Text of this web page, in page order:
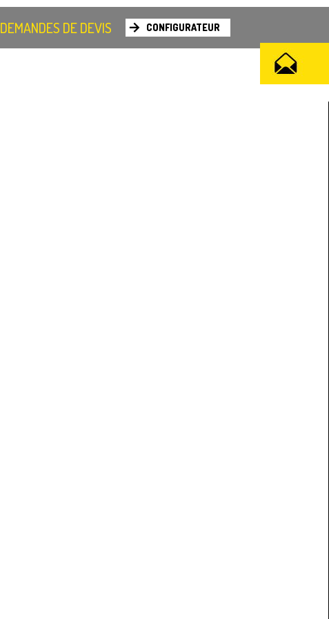
DEMANDES DE DEVIS CONFIGURATEUR